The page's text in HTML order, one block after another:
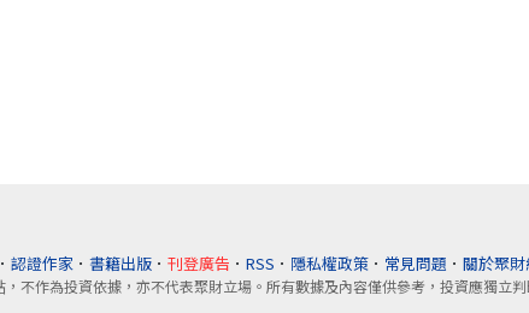
認證作家 ． 書籍出版． 刊登廣告 ． RSS ． 隱私權政策． 常見問題 ． 關於聚財
不作為投資依據，亦不代表聚財立場。所有數據及內容僅供參考，投資應獨立